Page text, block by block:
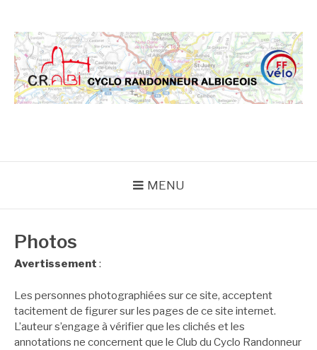
contenu
MENU
Photos
Avertissement :
Les personnes photographiées sur ce site, acceptent
tacitement de figurer sur les pages de ce site internet.
L’auteur s’engage à vérifier que les clichés et les
annotations ne concernent que le Club du Cyclo Randonneur